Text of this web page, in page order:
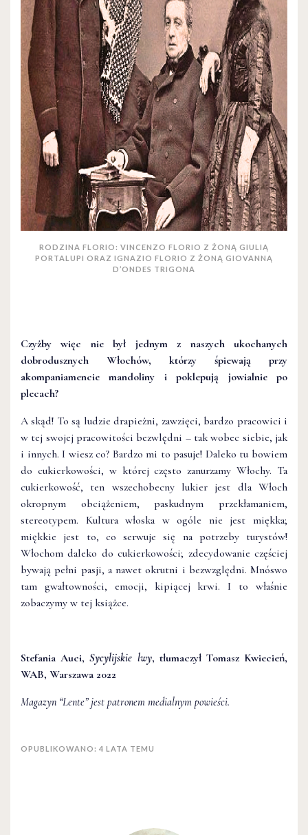
RODZINA FLORIO: VINCENZO FLORIO Z ŻONĄ GIULIĄ
PORTALUPI ORAZ IGNAZIO FLORIO Z ŻONĄ GIOVANNĄ
D’ONDES TRIGONA
Czyżby więc nie był jednym z naszych ukochanych
dobrodusznych Włochów, którzy śpiewają przy
akompaniamencie mandoliny i poklepują jowialnie po
plecach?
A skąd! To są ludzie drapieżni, zawzięci, bardzo pracowici i
w tej swojej pracowitości bezwlędni – tak wobec siebie, jak
i innych. I wiesz co? Bardzo mi to pasuje! Daleko tu bowiem
do cukierkowości, w której często zanurzamy Włochy. Ta
cukierkowość, ten wszechobecny lukier jest dla Włoch
okropnym obciążeniem, paskudnym przekłamaniem,
stereotypem. Kultura włoska w ogóle nie jest miękka;
miękkie jest to, co serwuje się na potrzeby turystów!
Włochom daleko do cukierkowości; zdecydowanie częściej
bywają pełni pasji, a nawet okrutni i bezwzględni. Mnóswo
tam gwałtowności, emocji, kipiącej krwi. I to właśnie
zobaczymy w tej książce.
Stefania Auci,Sycylijskie lwy, tłumaczył Tomasz Kwiecień,
WAB, Warszawa 2022
Magazyn “Lente” jest patronem medialnym powieści.
OPUBLIKOWANO: 4 LATA TEMU